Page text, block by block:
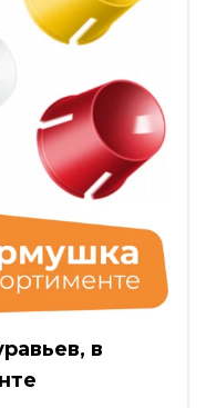
в